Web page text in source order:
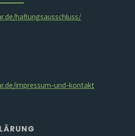
haftungsausschluss/
impressum-und-kontakt